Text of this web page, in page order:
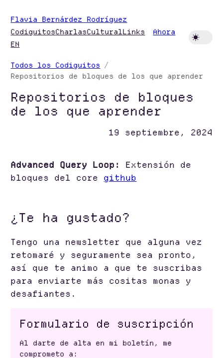
al
contenido
Flavia Bernárdez Rodríguez
CodiguitosCharlasCulturalLinks
Ahora
EN
Todos los Codiguitos
Repositorios de bloques de los que aprender
Repositorios de bloques
de los que aprender
19 septiembre, 2024
Advanced Query Loop:
Extensión de
bloques del core github
¿Te ha gustado?
Tengo una newsletter que alguna vez
retomaré y seguramente sea pronto,
así que te animo a que te suscribas
para enviarte más cositas monas y
desafiantes.
Formulario de suscripción
Al darte de alta en mi boletín, me
comprometo a: